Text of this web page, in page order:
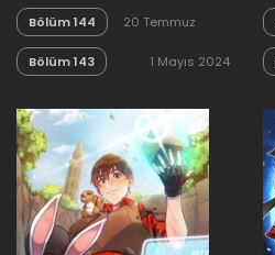
Bölüm 144
20 Temmuz
Bölüm 143 1 Mayıs 2024